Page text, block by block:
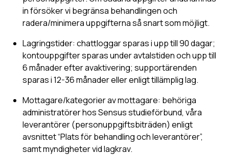
in försöker vi begränsa behandlingen och
radera/minimera uppgifterna så snart som möjligt.
Lagringstider: chattloggar sparas i upp till 90 dagar;
kontouppgifter sparas under avtalstiden och upp till
6 månader efter avaktivering; supportärenden
sparas i 12-36 månader eller enligt tillämplig lag.
Mottagare/kategorier av mottagare: behöriga
administratörer hos Sensus studieförbund, våra
leverantörer (personuppgiftsbiträden) enligt
avsnittet “Plats för behandling och leverantörer”,
samt myndigheter vid lagkrav.